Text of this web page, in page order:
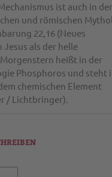
ist auch in der
und römischen
22,16 (Neues
als der helle
heißt in der
Phosphoros und steht
chemischen Element
/ Lichtbringer).